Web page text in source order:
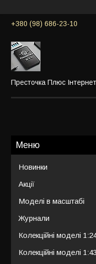
+380 (98) 686-23-10
Престочка Плюс
Новинки
Акції
Моделі в масштабі
Журнали
Колекційні моделі
Колекційні моделі 1:43